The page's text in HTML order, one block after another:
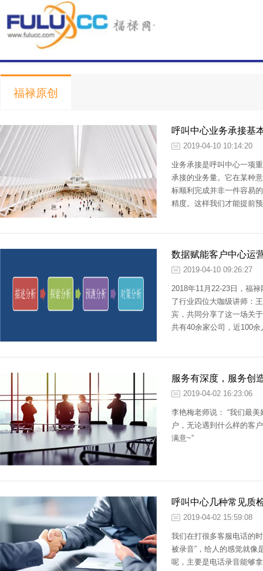
福禄原创
呼叫中心业务承接基
2019-04-10 10:14:20
业务承接是呼叫中心一项
承接的业务量。它在某种
标顺利完成并非一件容易
精度。这样我们才能提前
数据赋能客户中心运
2019-04-10 09:26:27
2018年11月22-23日，福
了行业四位大咖级讲师：
宾，共同分享了这一场关
共有40余家公司，近100
服务有深度，服务创
2019-04-02 16:23:06
李艳梅老师说： “我们最
户，无论遇到什么样的客
满意~”
呼叫中心几种常见质
2019-04-02 15:59:08
我们在打很多客服电话的
被录音”，给人的感觉就像
呢，主要是电话录音能够